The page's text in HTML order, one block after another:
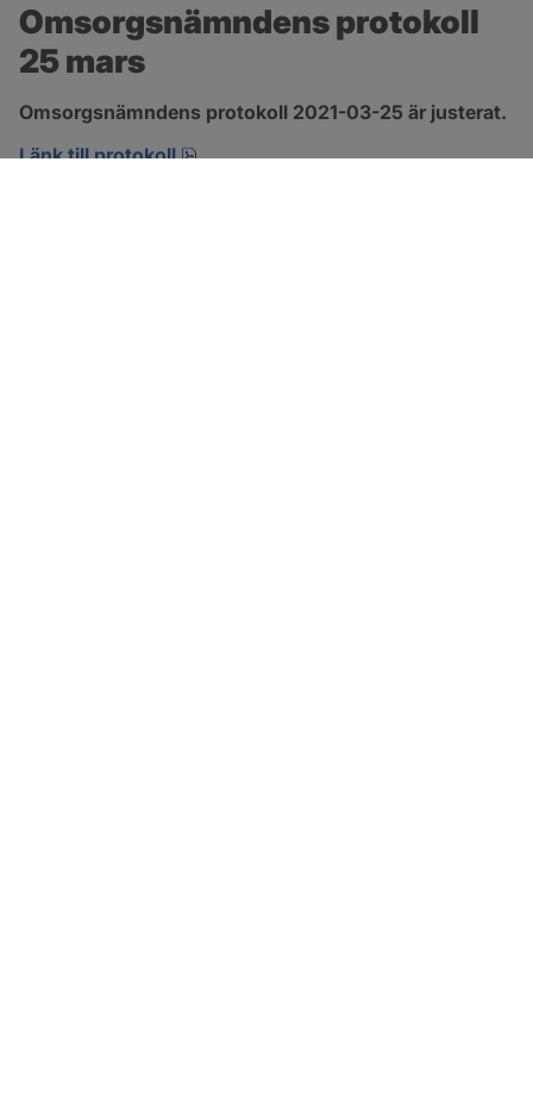
Omsorgsnämndens protokoll
25 mars
Omsorgsnämndens protokoll 2021-03-25 är justerat.
Länk till protokoll
pdf, 1.1 MB, öppnas i nytt fönster.